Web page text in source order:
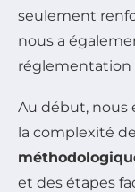
seulement
nous a
réglementation
Au début, nous
la complexité
et des étapes